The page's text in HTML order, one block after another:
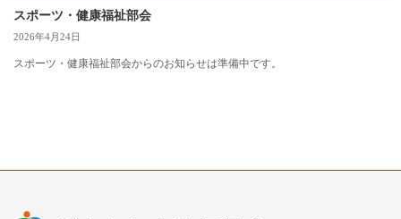
スポーツ・健康福祉部会
2026年4月24日
スポーツ・健康福祉部会からのお知らせは準備中です。